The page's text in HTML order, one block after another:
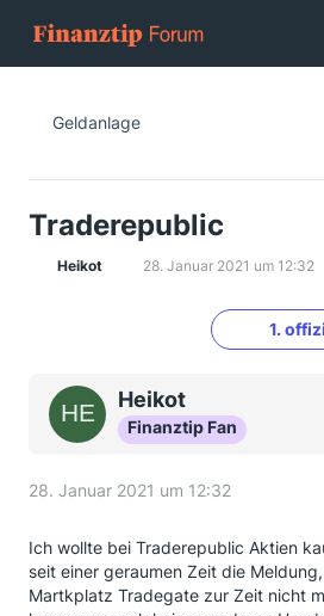
Geldanlage
Traderepublic
Heikot 28. Januar 2021 um 12:32
1.
Heikot
Finanztip Fan
28. Januar 2021 um 12:32
Ich wollte bei Traderepublic Aktien
seit einer geraumen Zeit die
Martkplatz Tradegate zur Zeit nicht